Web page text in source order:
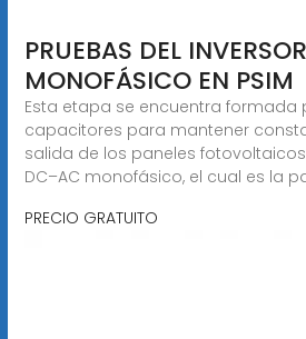
PRUEBAS DEL INVERSOR
MONOFÁSICO EN PSIM
Esta etapa se encuentra formada
capacitores para mantener
salida de los paneles
DC–AC monofásico, el cual es la
PRECIO GRATUITO